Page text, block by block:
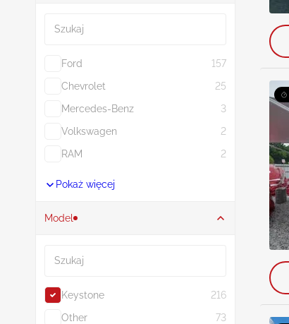
Ford
157
Chevrolet
25
Mercedes-Benz
3
Volkswagen
2
RAM
2
Pokaż więcej
Model
Keystone
216
Other
73